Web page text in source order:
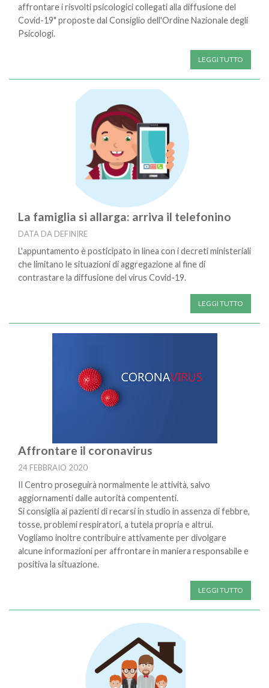
affrontare i risvolti psicologici collegati alla diffusione del
Covid-19" proposte dal Consiglio dell'Ordine Nazionale degli
Psicologi.
LEGGI TUTTO
La famiglia si allarga: arriva il telefonino
DATA DA DEFINIRE
L'appuntamento è posticipato in linea con i decreti ministeriali
che limitano le situazioni di aggregazione al fine di
contrastare la diffusione del virus Covid-19.
LEGGI TUTTO
Affrontare il coronavirus
24 FEBBRAIO 2020
Il Centro proseguirà normalmente le attività, salvo
aggiornamenti dalle autorità compententi.
Si consiglia ai pazienti di recarsi in studio in assenza di febbre,
tosse, problemi respiratori, a tutela propria e altrui.
Vogliamo inoltre contribuire attivamente per divolgare
alcune informazioni per affrontare in maniera responsabile e
positiva la situazione.
LEGGI TUTTO